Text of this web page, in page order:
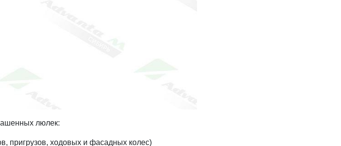
люлек:
пригрузов, ходовых и фасадных колес)